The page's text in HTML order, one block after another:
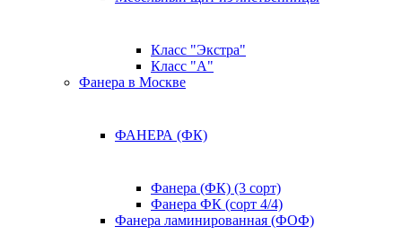
Класс "Экстра"
Класс "А"
Фанера в Москве
ФАНЕРА (ФК)
Фанера (ФК) (3 сорт)
Фанера ФК (сорт 4/4)
Фанера ламинированная (ФОФ)